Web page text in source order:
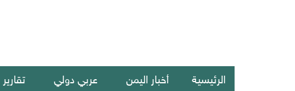
الرئيسية أخبار اليمن عربي دولي تقارير